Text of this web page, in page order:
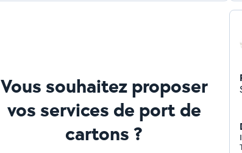
Vous souhaitez proposer
vos services de port de
cartons ?